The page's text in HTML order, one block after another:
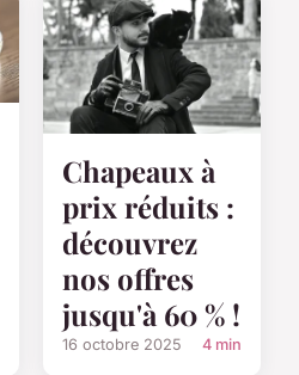
Chapeaux à
prix réduits :
découvrez
nos offres
jusqu'à 60 % !
16 octobre 2025 4 min